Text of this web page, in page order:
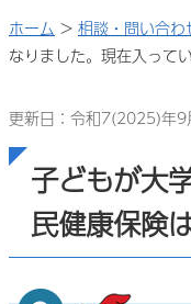
ホーム > 相談・問い合わ
なりました。現在入って
更新日：令和7(2025)年9
子どもが大
民健康保険